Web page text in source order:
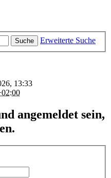
Suche Erweiterte Suche
13:33
angemeldet sein,